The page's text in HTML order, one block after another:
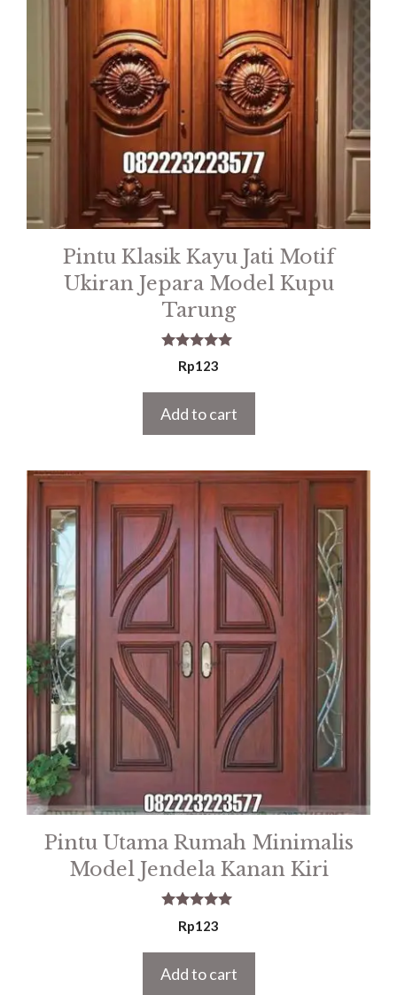
Pintu Klasik Kayu Jati Motif
Ukiran Jepara Model Kupu
Tarung
5.00
out of 5
Rp123
Add to cart
Pintu Utama Rumah Minimalis
Model Jendela Kanan Kiri
5.00
out of 5
Rp123
Add to cart